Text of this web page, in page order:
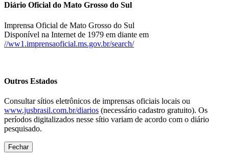
Diário Oficial do Mato Grosso do Sul
Imprensa Oficial de Mato Grosso do Sul
Disponível na Internet de 1979 em diante em
//ww1.imprensaoficial.ms.gov.br/search/
Outros Estados
Consultar sítios eletrônicos de imprensas oficiais locais ou
www.jusbrasil.com.br/diarios (necessário cadastro gratuito). Os
períodos digitalizados nesse sítio variam de acordo com o diário
pesquisado.
Fechar